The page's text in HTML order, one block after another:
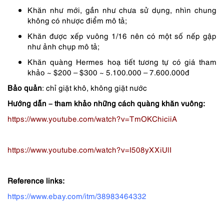
Khăn như mới, gần như chưa sử dụng, nhìn chung
không có nhược điểm mô tả;
Khăn được xếp vuông 1/16 nên có một số nếp gập
như ảnh chụp mô tả;
Khăn quàng Hermes hoạ tiết tương tự có giá tham
khảo ~ $200 – $300 ~ 5.100.000 – 7.600.000đ
Bảo quản: chỉ giặt khô, không giặt nước
Hướng dẫn – tham khảo những cách quàng khăn vuông:
https://www.youtube.com/watch?v=TmOKChiciiA
https://www.youtube.com/watch?v=I508yXXiUlI
Reference links:
https://www.ebay.com/itm/38983464332